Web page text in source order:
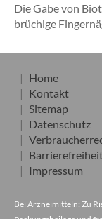
Die Gabe von
brüchige
Home
Kontakt
Sitemap
Datenschutz
Impressum
Bei Arzneimitteln: Zu